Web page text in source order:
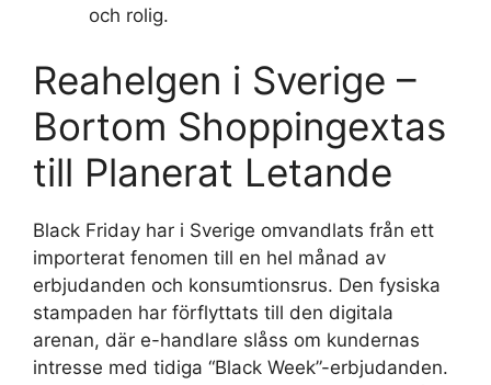
och rolig.
Reahelgen i Sverige –
Bortom Shoppingextas
till Planerat Letande
Black Friday har i Sverige omvandlats från ett
importerat fenomen till en hel månad av
erbjudanden och konsumtionsrus. Den fysiska
stampaden har förflyttats till den digitala
arenan, där e-handlare slåss om kundernas
intresse med tidiga “Black Week”-erbjudanden.